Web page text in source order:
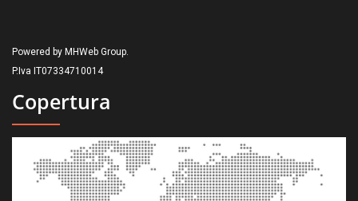
Powered by MHWeb Group.
P.Iva IT07334710014
Copertura